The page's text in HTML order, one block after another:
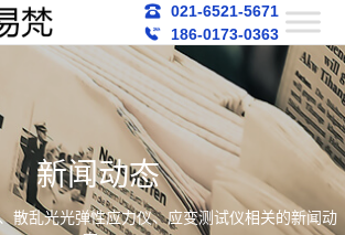
021-6521-5671
186-0173-0363
新闻动态
散乱光光弹性应力仪、应变测试仪相关的新闻动